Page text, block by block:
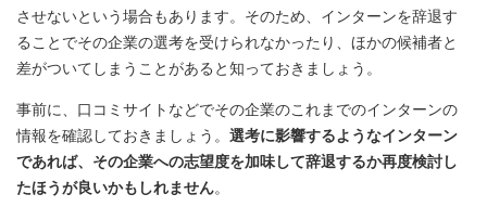
させないという場合もあります。そのため、インターンを辞退す
ることでその企業の選考を受けられなかったり、ほかの候補者と
差がついてしまうことがあると知っておきましょう。
事前に、口コミサイトなどでその企業のこれまでのインターンの
情報を確認しておきましょう。 選考に影響するようなインターン
であれば、その企業への志望度を加味して辞退するか再度検討し
たほうが良いかもしれません。